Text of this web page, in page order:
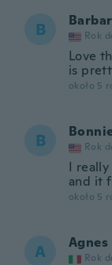
B Rok
Love
is
około 5
B Rok
I
and it
około 5
A Agnes
Rok